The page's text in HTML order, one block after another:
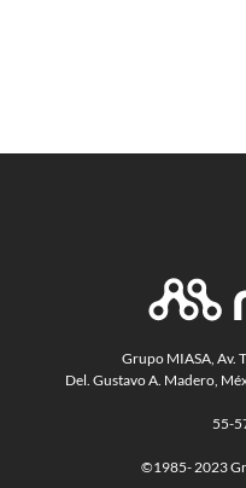
Grupo MIASA, Av.
Del. Gustavo A. Madero,
55-
©1985- 2023